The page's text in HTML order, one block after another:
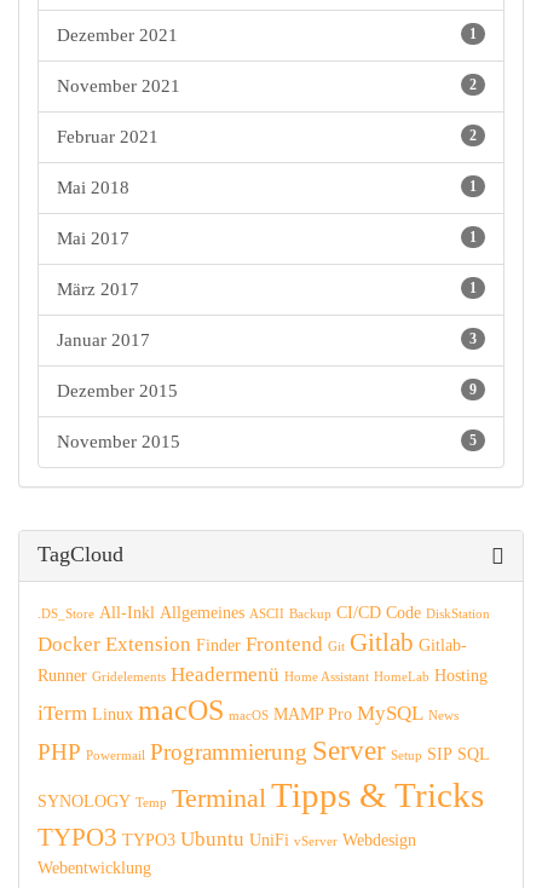
1
Dezember 2021
2
November 2021
2
Februar 2021
1
Mai 2018
1
Mai 2017
1
März 2017
3
Januar 2017
9
Dezember 2015
5
November 2015
TagCloud
.DS_Store All-Inkl Allgemeines ASCII Backup CI/CD Code DiskStation
Docker Extension Finder Frontend Git Gitlab Gitlab-
Runner Gridelements Headermenü Home Assistant HomeLab Hosting
iTerm Linux macOS macOS MAMP Pro MySQL News
PHP Powermail Programmierung Server Setup SIP SQL
SYNOLOGY Temp TerminalTipps & Tricks
TYPO3 TYPO3 Ubuntu UniFi vServer Webdesign
Webentwicklung